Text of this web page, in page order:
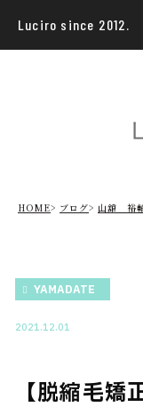
Luciro since 2012.
HOME ブログ 山舘 裕
YAMADATE
2021.12.01
【脱縮毛